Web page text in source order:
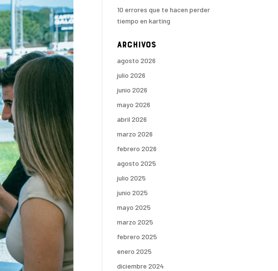
10 errores que te hacen perder
tiempo en karting
Archivos
agosto 2026
julio 2026
junio 2026
mayo 2026
abril 2026
marzo 2026
febrero 2026
agosto 2025
julio 2025
junio 2025
mayo 2025
marzo 2025
febrero 2025
enero 2025
diciembre 2024